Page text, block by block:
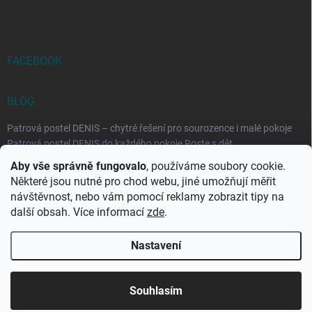
Aby vše správně fungovalo, používáme soubory cookie.
Některé jsou nutné pro chod webu, jiné umožňují měřit
návštěvnost, nebo vám pomocí reklamy zobrazit tipy na
další obsah. Více informací zde.
Nastavení
Souhlasím
FACEBOOK
BLOG
Patrová postel DENIS – chytré řešení pro sourozence i malé pokoje
Patrová postel DENIS do každého pokoje Roste s dět...
Rozkládací postele RELAX – ideální řešení pro malé prostory i
každodenní spaní
Rozkládací postel, která se přizpůsobí vašemu živo...
Copyright 2026DK-obchod.cz. Všechna práva vyhrazena.Upravit
nastavení cookies